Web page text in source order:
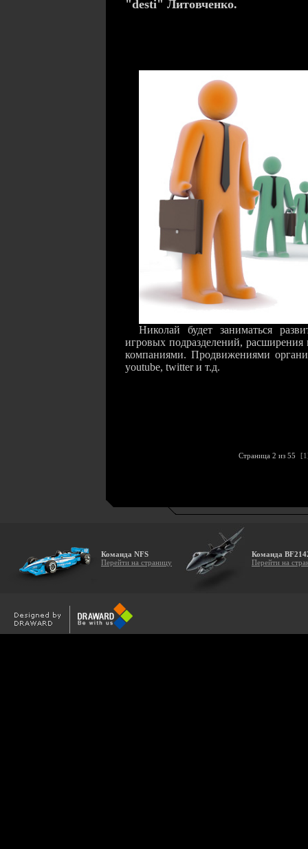
"desti" Литовченко.
Николай будет заниматься
игровых подразделений, расширения
компаниями. Продвижениями
youtube, twitter и т.д.
Страница 2 из 55
Команда NFS
Перейти на страницу
Команда
Перейти на